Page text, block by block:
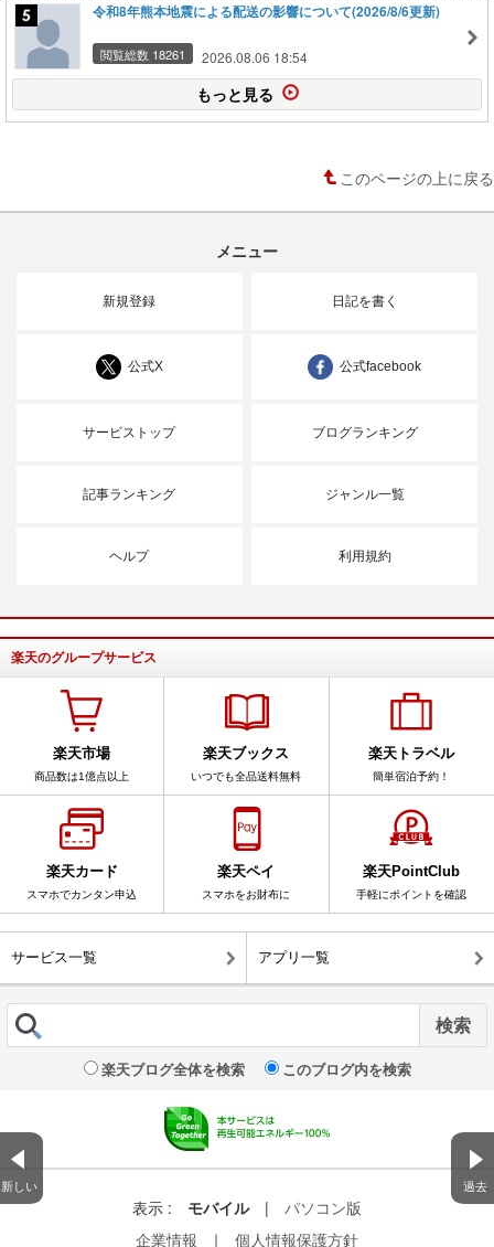
新しい 過去
令和8年熊本地震による配送の影響について(2026/8/6更新)
閲覧総数 18261 2026.08.06 18:54
もっと見る
このページの上に戻る
メニュー
新規登録 日記を書く
公式X 公式facebook
サービストップ ブログランキング
記事ランキング ジャンル一覧
ヘルプ 利用規約
楽天のグループサービス
楽天市場
商品数は1億点以上
楽天ブックス
いつでも全品送料無料
楽天トラベル
簡単宿泊予約！
楽天カード
スマホでカンタン申込
楽天ペイ
スマホをお財布に
楽天PointClub
手軽にポイントを確認
サービス一覧 アプリ一覧
楽天ブログ全体を検索 このブログ内を検索
表示 : モバイル |
パソコン版
企業情報
｜ 個人情報保護方針